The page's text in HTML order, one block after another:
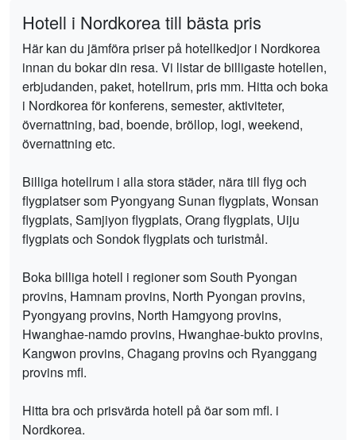
Hotell i Nordkorea till bästa pris
Här kan du jämföra priser på hotellkedjor i Nordkorea
innan du bokar din resa. Vi listar de billigaste hotellen,
erbjudanden, paket, hotellrum, pris mm. Hitta och boka
i Nordkorea för konferens, semester, aktiviteter,
övernattning, bad, boende, bröllop, logi, weekend,
övernattning etc.
Billiga hotellrum i alla stora städer, nära till flyg och
flygplatser som Pyongyang Sunan flygplats, Wonsan
flygplats, Samjiyon flygplats, Orang flygplats, Uiju
flygplats och Sondok flygplats och turistmål.
Boka billiga hotell i regioner som South Pyongan
provins, Hamnam provins, North Pyongan provins,
Pyongyang provins, North Hamgyong provins,
Hwanghae-namdo provins, Hwanghae-bukto provins,
Kangwon provins, Chagang provins och Ryanggang
provins mfl.
Hitta bra och prisvärda hotell på öar som mfl. i
Nordkorea.